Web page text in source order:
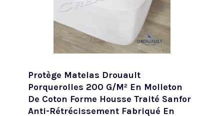
Protège Matelas Drouault
Porquerolles 200 G/m² En Molleton
De Coton Forme Housse Traité Sanfor
Anti-Rétrécissement Fabriqué En